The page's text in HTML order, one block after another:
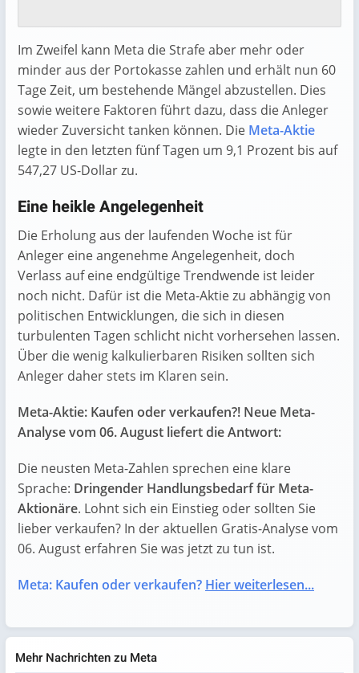
Im Zweifel kann Meta die Strafe aber mehr oder
minder aus der Portokasse zahlen und erhält nun 60
Tage Zeit, um bestehende Mängel abzustellen. Dies
sowie weitere Faktoren führt dazu, dass die Anleger
wieder Zuversicht tanken können. Die Meta-Aktie
legte in den letzten fünf Tagen um 9,1 Prozent bis auf
547,27 US-Dollar zu.
Eine heikle Angelegenheit
Die Erholung aus der laufenden Woche ist für
Anleger eine angenehme Angelegenheit, doch
Verlass auf eine endgültige Trendwende ist leider
noch nicht. Dafür ist die Meta-Aktie zu abhängig von
politischen Entwicklungen, die sich in diesen
turbulenten Tagen schlicht nicht vorhersehen lassen.
Über die wenig kalkulierbaren Risiken sollten sich
Anleger daher stets im Klaren sein.
Meta-Aktie: Kaufen oder verkaufen?! Neue Meta-
Analyse vom 06. August liefert die Antwort:
Die neusten Meta-Zahlen sprechen eine klare
Sprache: Dringender Handlungsbedarf für Meta-
Aktionäre. Lohnt sich ein Einstieg oder sollten Sie
lieber verkaufen? In der aktuellen Gratis-Analyse vom
06. August erfahren Sie was jetzt zu tun ist.
Meta: Kaufen oder verkaufen? Hier weiterlesen...
Mehr Nachrichten zu Meta